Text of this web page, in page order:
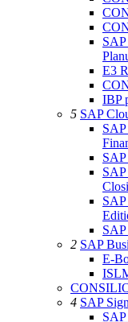
E3
IBP
5 SAP
2 SAP
E-
4 SAP